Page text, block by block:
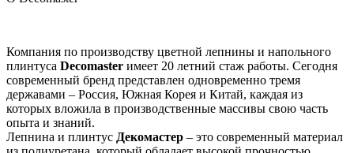
Компания по производству цветной лепнины и напольного
плинтуса Decomaster имеет 20 летний стаж работы. Сегодня
современный бренд представлен одновременно тремя
державами – Россия, Южная Корея и Китай, каждая из
которых вложила в производственные массивы свою часть
опыта и знаний.
Лепнина и плинтус Декомастер – это современный материал